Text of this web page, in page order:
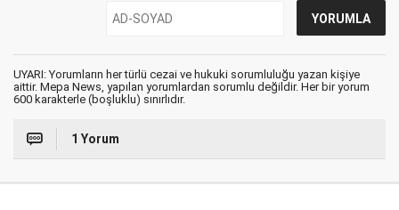
UYARI: Yorumların her türlü cezai ve hukuki sorumluluğu yazan kişiye
aittir. Mepa News, yapılan yorumlardan sorumlu değildir. Her bir yorum
600 karakterle (boşluklu) sınırlıdır.
1 Yorum